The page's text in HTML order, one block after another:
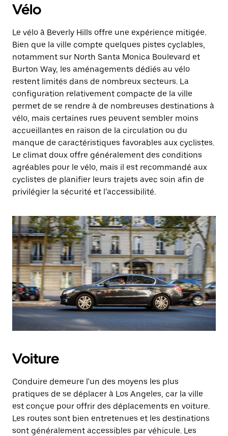
Vélo
Le vélo à Beverly Hills offre une expérience mitigée.
Bien que la ville compte quelques pistes cyclables,
notamment sur North Santa Monica Boulevard et
Burton Way, les aménagements dédiés au vélo
restent limités dans de nombreux secteurs. La
configuration relativement compacte de la ville
permet de se rendre à de nombreuses destinations à
vélo, mais certaines rues peuvent sembler moins
accueillantes en raison de la circulation ou du
manque de caractéristiques favorables aux cyclistes.
Le climat doux offre généralement des conditions
agréables pour le vélo, mais il est recommandé aux
cyclistes de planifier leurs trajets avec soin afin de
privilégier la sécurité et l’accessibilité.
Voiture
Conduire demeure l'un des moyens les plus
pratiques de se déplacer à Los Angeles, car la ville
est conçue pour offrir des déplacements en voiture.
Les routes sont bien entretenues et les destinations
sont généralement accessibles par véhicule. Les